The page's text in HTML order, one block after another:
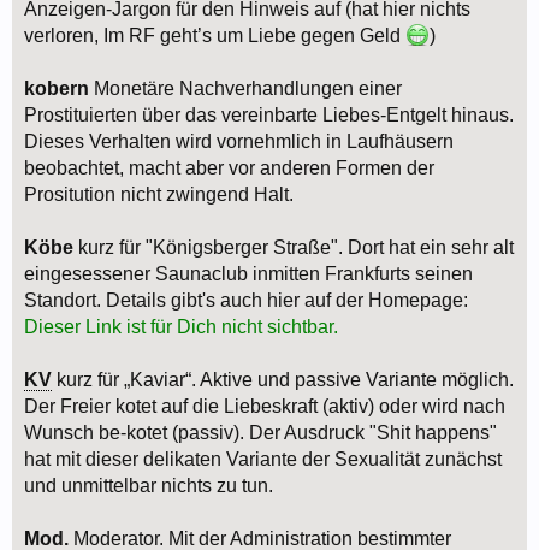
Anzeigen-Jargon für den Hinweis auf (hat hier nichts
verloren, Im RF geht’s um Liebe gegen Geld
)
kobern Monetäre Nachverhandlungen einer
Prostituierten über das vereinbarte Liebes-Entgelt hinaus.
Dieses Verhalten wird vornehmlich in Laufhäusern
beobachtet, macht aber vor anderen Formen der
Prositution nicht zwingend Halt.
Köbe kurz für "Königsberger Straße". Dort hat ein sehr alt
eingesessener Saunaclub inmitten Frankfurts seinen
Standort. Details gibt's auch hier auf der Homepage:
Dieser Link ist für Dich nicht sichtbar.
KV kurz für „Kaviar“. Aktive und passive Variante möglich.
Der Freier kotet auf die Liebeskraft (aktiv) oder wird nach
Wunsch be-kotet (passiv). Der Ausdruck "Shit happens"
hat mit dieser delikaten Variante der Sexualität zunächst
und unmittelbar nichts zu tun.
Mod. Moderator. Mit der Administration bestimmter